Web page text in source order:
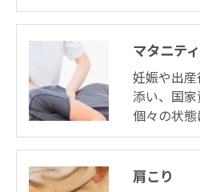
マタニティ
妊娠や出
添い、国
個々の状
肩こり